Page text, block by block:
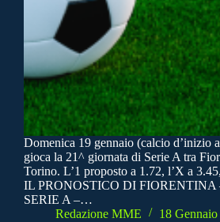
Domenica 19 gennaio (calcio d’inizio
gioca la 21^ giornata di Serie A tra
Torino. L’1 proposto a 1.72, l’X a
IL PRONOSTICO DI FIORENTINA
SERIE A –…
Redazione MME
18